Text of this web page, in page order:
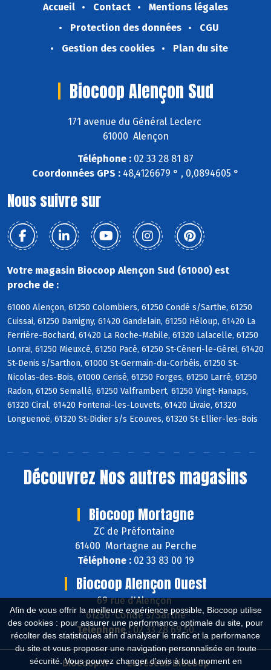
Afin de vous offrir la meilleure expérience possible, Biocoop utilise
des cookies : pour assurer une performance optimale du site, pour
récolter des statistiques afin d'analyser le trafic et la performance
du site et vous proposer une navigation personnalisée en toute
sécurité. Vous pouvez changer d'avis à tout moment en
Accueil Contact
Mentions légales
Protection des données
CGU
Gestion des cookies
Plan du site
Biocoop Alençon Sud
171 avenue du Général Leclerc
61000 Alençon
Téléphone : 02 33 28 81 87
Coordonnées GPS : 48,4126679 ° , 0,0894605 °
Nous suivre sur
Votre magasin Biocoop Alençon Sud (61000) est
proche de :
61000 Alençon, 61250 Colombiers, 61250 Condé s/Sarthe, 61250
Cuissai, 61250 Damigny, 61420 Gandelain, 61250 Héloup, 61420 La
Ferrière-Bochard, 61420 La Roche-Mabile, 61320 Lalacelle, 61250
Lonrai, 61250 Mieuxcé, 61250 Pacé, 61250 St-Céneri-le-Gérei, 61420
St-Denis s/Sarthon, 61000 St-Germain-du-Corbéis, 61250 St-
Nicolas-des-Bois, 61000 Cerisé, 61250 Forges, 61250 Larré, 61250
Radon, 61250 Semallé, 61250 Valframbert, 61250 Vingt-Hanaps,
61320 Ciral, 61420 Fontenai-les-Louvets, 61420 Livaie, 61320
Longuenoë, 61320 St-Didier s/s Ecouves, 61320 St-Ellier-les-Bois
Découvrez Nos autres magasins
Biocoop Mortagne
ZC de Préfontaine
61400 Mortagne au Perche
Téléphone :02 33 83 00 19
Biocoop Alençon Ouest
69 rue d'Alençon
61250 Condé s/Sarthe
Téléphone :02 33 28 69 50
Biocoop.fr Le réseau Biocoop